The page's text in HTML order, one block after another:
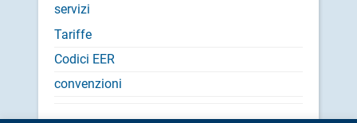
servizi
Tariffe
Codici EER
convenzioni